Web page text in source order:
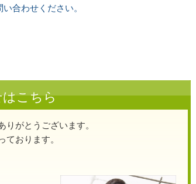
合わせください。
こちら
がとうございます。
ております。